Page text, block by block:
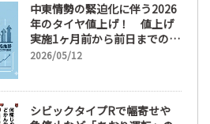
中東情勢の緊迫化に伴う2026
年のタイヤ値上げ！ 値上げ
実施1ヶ月前から前日までの期
間が販売において極めて重要
2026/05/12
シビックタイプRで幅寄せや